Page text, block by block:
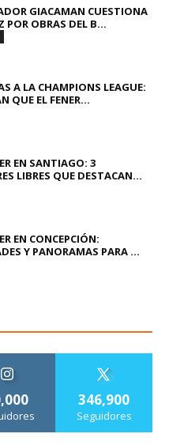
GIACAMAN CUESTIONA
POR OBRAS DEL B...
A LA CHAMPIONS LEAGUE:
QUE EL FENER...
EN SANTIAGO: 3
LIBRES QUE DESTACAN...
EN CONCEPCIÓN:
Y PANORAMAS PARA ...
346,900
Seguidores